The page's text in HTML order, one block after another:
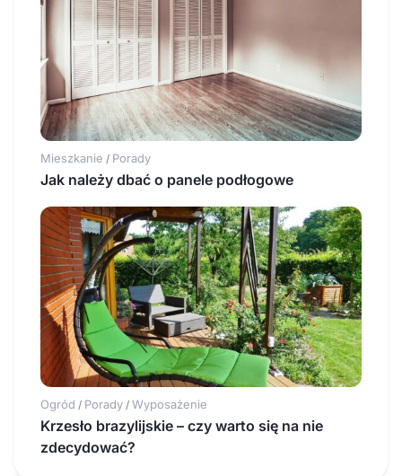
Mieszkanie / Porady
Jak należy dbać o panele podłogowe
Ogród / Porady / Wyposażenie
Krzesło brazylijskie – czy warto się na nie
zdecydować?